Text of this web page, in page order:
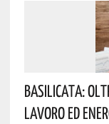
Basilicata:
Lavoro Ed